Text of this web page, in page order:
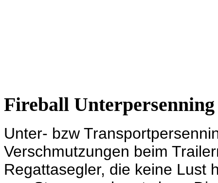
Fireball Unterpersenning
Unter- bzw
Verschmutzungen beim
Regattasegler, die keine Lust